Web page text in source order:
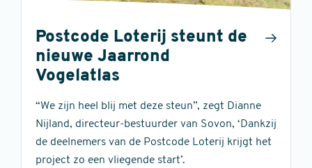
Postcode Loterij steunt de
nieuwe Jaarrond
Vogelatlas
“We zijn heel blij met deze steun”, zegt Dianne
Nijland, directeur-bestuurder van Sovon, ‘Dankzij
de deelnemers van de Postcode Loterij krijgt het
project zo een vliegende start’.